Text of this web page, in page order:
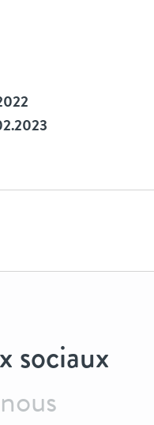
sociaux